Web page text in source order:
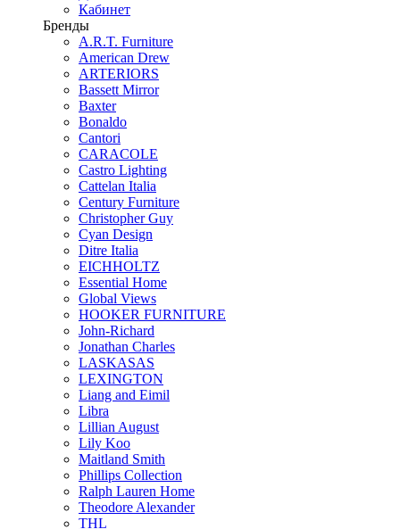
Кабинет
Бренды
A.R.T. Furniture
American Drew
ARTERIORS
Bassett Mirror
Baxter
Bonaldo
Cantori
CARACOLE
Castro Lighting
Cattelan Italia
Century Furniture
Christopher Guy
Cyan Design
Ditre Italia
EICHHOLTZ
Essential Home
Global Views
HOOKER FURNITURE
John-Richard
Jonathan Charles
LASKASAS
LEXINGTON
Liang and Eimil
Libra
Lillian August
Lily Koo
Maitland Smith
Phillips Collection
Ralph Lauren Home
Theodore Alexander
THL